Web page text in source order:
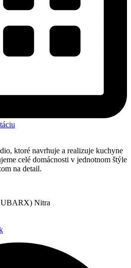
ktoré navrhuje a realizuje kuchyne
celé domácnosti v jednotnom štýle
na detail.
Nitra